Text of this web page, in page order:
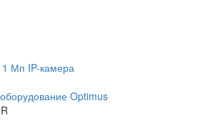
1 Мп IP-камера
Optimus